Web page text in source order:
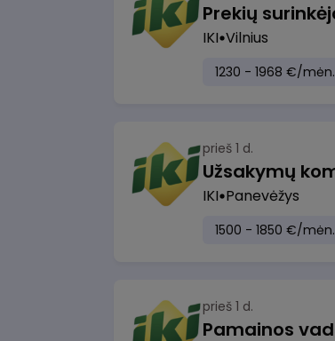
IKI Vilnius
1230 - 1968 €/mėn.
prieš 1 d.
IKI Panevėžys
1500 - 1850 €/mėn.
prieš 1 d.